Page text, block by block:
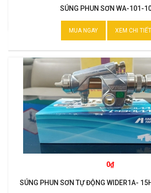
SÚNG PHUN SƠN WA-101-
MUA NGAY XEM CHI TIẾT
0₫
SÚNG PHUN SƠN TỰ ĐỘNG WIDER1A-